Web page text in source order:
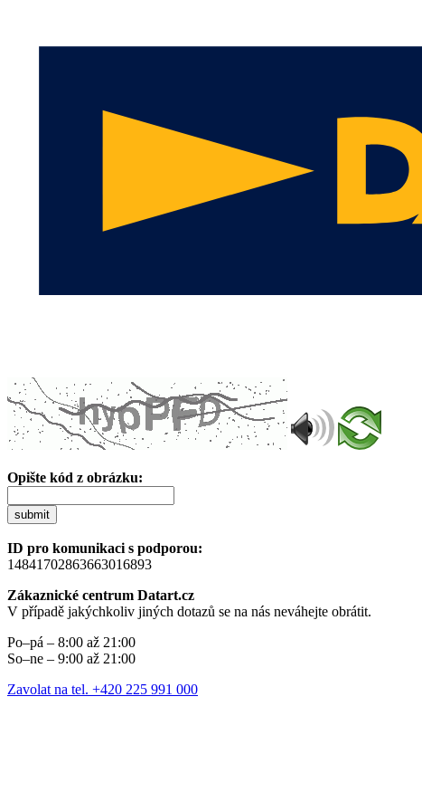
Opište kód z obrázku:
submit
ID pro komunikaci s podporou:
14841702863663016893
Zákaznické centrum Datart.cz
V případě jakýchkoliv jiných dotazů se na nás neváhejte obrátit.
Po–pá – 8:00 až 21:00
So–ne – 9:00 až 21:00
Zavolat na tel. +420 225 991 000